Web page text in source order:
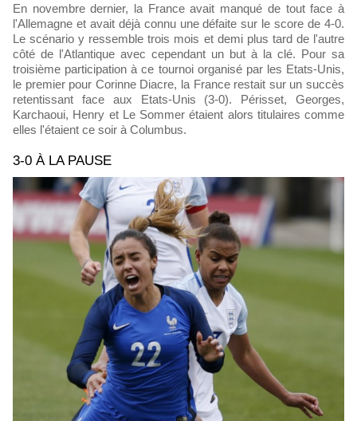
En novembre dernier, la France avait manqué de tout face à
l'Allemagne et avait déjà connu une défaite sur le score de 4-0.
Le scénario y ressemble trois mois et demi plus tard de l'autre
côté de l'Atlantique avec cependant un but à la clé. Pour sa
troisième participation à ce tournoi organisé par les Etats-Unis,
le premier pour Corinne Diacre, la France restait sur un succès
retentissant face aux Etats-Unis (3-0). Périsset, Georges,
Karchaoui, Henry et Le Sommer étaient alors titulaires comme
elles l'étaient ce soir à Columbus.
3-0 À LA PAUSE